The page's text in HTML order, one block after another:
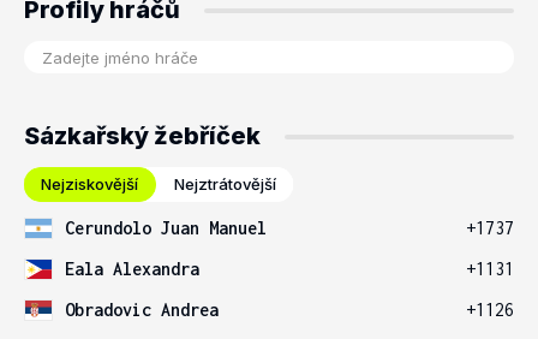
Profily hráčů
Sázkařský žebříček
Nejziskovější Nejztrátovější
Cerundolo Juan Manuel
+1737
Eala Alexandra
+1131
Obradovic Andrea
+1126